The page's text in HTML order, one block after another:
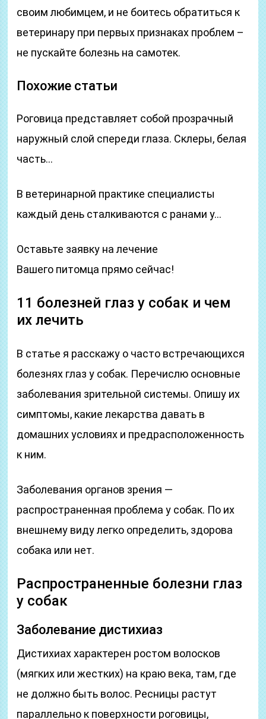
своим любимцем, и не боитесь обратиться к
ветеринару при первых признаках проблем –
не пускайте болезнь на самотек.
Похожие статьи
Роговица представляет собой прозрачный
наружный слой спереди глаза. Склеры, белая
часть…
В ветеринарной практике специалисты
каждый день сталкиваются с ранами у…
Оставьте заявку на лечение
Вашего питомца прямо сейчас!
11 болезней глаз у собак и чем
их лечить
В статье я расскажу о часто встречающихся
болезнях глаз у собак. Перечислю основные
заболевания зрительной системы. Опишу их
симптомы, какие лекарства давать в
домашних условиях и предрасположенность
к ним.
Заболевания органов зрения —
распространенная проблема у собак. По их
внешнему виду легко определить, здорова
собака или нет.
Распространенные болезни глаз
у собак
Заболевание дистихиаз
Дистихиах характерен ростом волосков
(мягких или жестких) на краю века, там, где
не должно быть волос. Ресницы растут
параллельно к поверхности роговицы,